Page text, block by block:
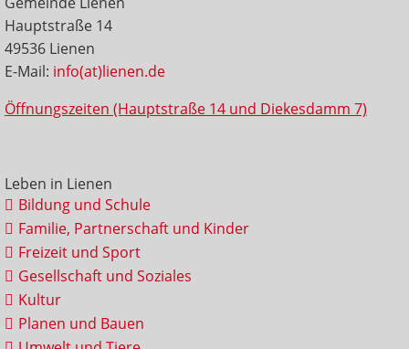
Hauptstraße 14
49536 Lienen
E-Mail: info(at)lienen.de
Öffnungszeiten (Hauptstraße 14 und Diekesdamm 7)
Leben in Lienen
Bildung und Schule
Familie, Partnerschaft und Kinder
Freizeit und Sport
Gesellschaft und Soziales
Kultur
Planen und Bauen